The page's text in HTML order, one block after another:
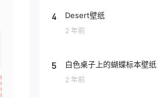
4 Desert壁纸
2 年前
5 白色桌子上的蝴蝶标本壁纸
2 年前